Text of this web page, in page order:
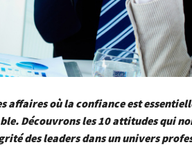
affaires où la confiance est
Découvrons les 10 attitudes qui
des leaders dans un univers